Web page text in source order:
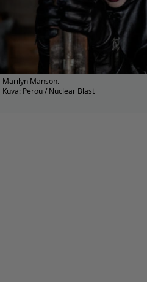
Marilyn Manson.
Kuva: Perou / Nuclear Blast